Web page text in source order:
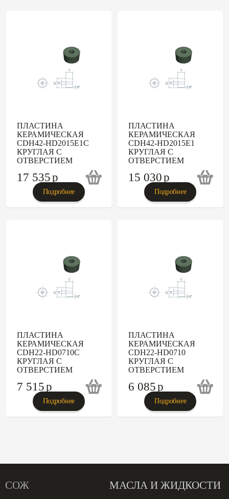
ПЛАСТИНА
КЕРАМИЧЕСКАЯ
CDH42-HD2015E1C
КРУГЛАЯ С
ОТВЕРСТИЕМ
17 535p
Подробнее
ПЛАСТИНА
КЕРАМИЧЕСКАЯ
CDH42-HD2015E1
КРУГЛАЯ С
ОТВЕРСТИЕМ
15 030p
Подробнее
ПЛАСТИНА
КЕРАМИЧЕСКАЯ
CDH22-HD0710C
КРУГЛАЯ С
ОТВЕРСТИЕМ
7 515p
Подробнее
ПЛАСТИНА
КЕРАМИЧЕСКАЯ
CDH22-HD0710
КРУГЛАЯ С
ОТВЕРСТИЕМ
6 085p
Подробнее
СОЖ МАСЛА И ЖИДКОСТИ